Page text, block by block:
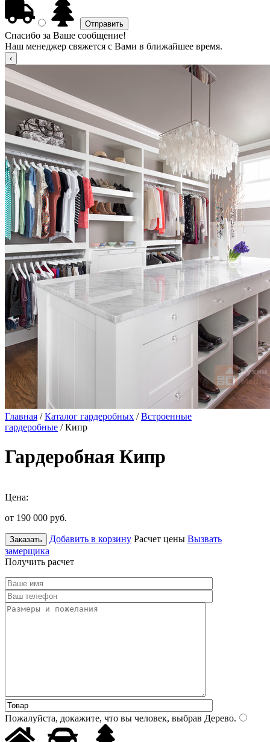
Спасибо за Ваше сообщение!
Наш менеджер свяжется с Вами в ближайшее время.
Главная /Каталог гардеробных /Встроенные
гардеробные / Кипр
Гардеробная Кипр
Цена:
от 190 000 руб.
Заказать Добавить в корзину Расчет цены Вызвать
замерщика
Получить расчет
Пожалуйста, докажите, что вы человек, выбрав Дерево.